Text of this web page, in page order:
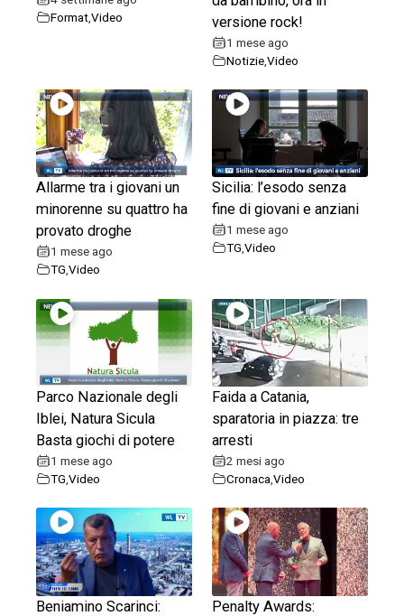
FormatVideo
versione rock!
1 mese ago
Notizie,Video
Allarme tra i giovani un
minorenne su quattro ha
provato droghe
1 mese ago
TG Video
Sicilia: l’esodo senza
fine di giovani e anziani
1 mese ago
TG ,Video
Parco Nazionale degli
Iblei, Natura Sicula
Basta giochi di potere
1 mese ago
TG Video
Faida a Catania,
sparatoria in piazza: tre
arresti
2 mesi ago
Cronaca ,Video
Beniamino Scarinci: Penalty Awards: